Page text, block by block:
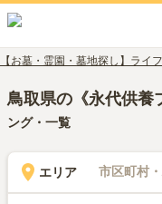
【お墓・霊園・墓地探し】ライ
鳥取県の《永代供養
ング・一覧
エリア 市区町村